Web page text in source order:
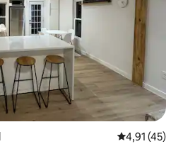
Évaluation
4,91 (45)